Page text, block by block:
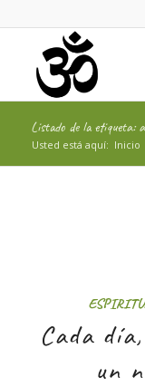
Listado de la etiqueta:
Usted está aquí: Inicio
Cada
un